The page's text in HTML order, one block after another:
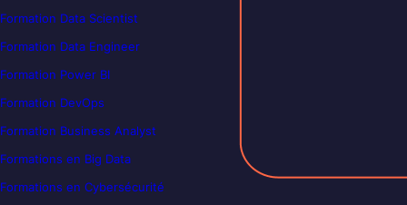
Formation Data Scientist
Formation Data Engineer
Formation Power BI
Formation DevOps
Formation Business Analyst
Formations en Big Data
Formations en Cybersécurité